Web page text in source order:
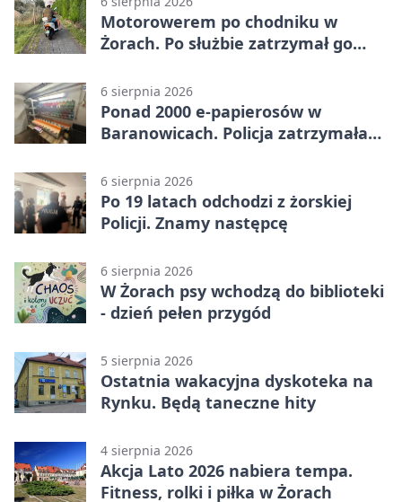
Motorowerem po chodniku w
Żorach. Po służbie zatrzymał go
6 sierpnia 2026
Ponad 2000 e-papierosów w
Baranowicach. Policja zatrzymała
6 sierpnia 2026
Po 19 latach odchodzi z żorskiej
Policji. Znamy następcę
6 sierpnia 2026
W Żorach psy wchodzą do biblioteki
- dzień pełen przygód
5 sierpnia 2026
Ostatnia wakacyjna dyskoteka na
Rynku. Będą taneczne hity
4 sierpnia 2026
Akcja Lato 2026 nabiera tempa.
Fitness, rolki i piłka w Żorach